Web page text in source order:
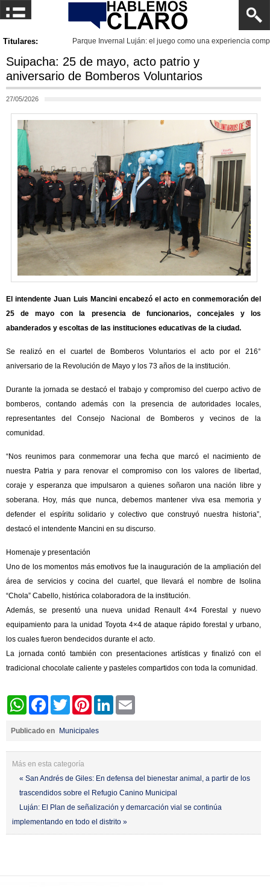
Titulares:
como una experiencia compartida e intergeneracional
Suipacha: 25 de mayo, acto patrio y
aniversario de Bomberos Voluntarios
27/05/2026
El intendente Juan Luis Mancini encabezó el acto en conmemoración del
25 de mayo con la presencia de funcionarios, concejales y los
abanderados y escoltas de las instituciones educativas de la ciudad.
Se realizó en el cuartel de Bomberos Voluntarios el acto por el 216°
aniversario de la Revolución de Mayo y los 73 años de la institución.
Durante la jornada se destacó el trabajo y compromiso del cuerpo activo de
bomberos, contando además con la presencia de autoridades locales,
representantes del Consejo Nacional de Bomberos y vecinos de la
comunidad.
“Nos reunimos para conmemorar una fecha que marcó el nacimiento de
nuestra Patria y para renovar el compromiso con los valores de libertad,
coraje y esperanza que impulsaron a quienes soñaron una nación libre y
soberana. Hoy, más que nunca, debemos mantener viva esa memoria y
defender el espíritu solidario y colectivo que construyó nuestra historia”,
destacó el intendente Mancini en su discurso.
Homenaje y presentación
Uno de los momentos más emotivos fue la inauguración de la ampliación del
área de servicios y cocina del cuartel, que llevará el nombre de Isolina
“Chola” Cabello, histórica colaboradora de la institución.
Además, se presentó una nueva unidad Renault 4×4 Forestal y nuevo
equipamiento para la unidad Toyota 4×4 de ataque rápido forestal y urbano,
los cuales fueron bendecidos durante el acto.
La jornada contó también con presentaciones artísticas y finalizó con el
tradicional chocolate caliente y pasteles compartidos con toda la comunidad.
WhatsAppFacebookTwitter PinterestLinkedIn
Publicado en Municipales
Más en esta categoría
« San Andrés de Giles: En defensa del bienestar animal, a partir de los
trascendidos sobre el Refugio Canino Municipal
Luján: El Plan de señalización y demarcación vial se continúa
implementando en todo el distrito »